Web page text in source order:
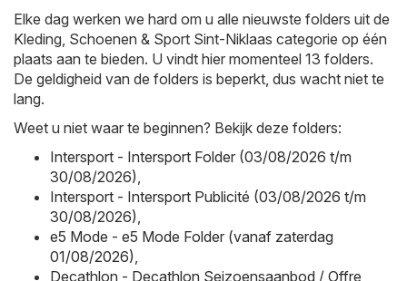
Elke dag werken we hard om u alle nieuwste folders uit de
Kleding, Schoenen & Sport Sint-Niklaas categorie op één
plaats aan te bieden. U vindt hier momenteel 13 folders.
De geldigheid van de folders is beperkt, dus wacht niet te
lang.
Weet u niet waar te beginnen? Bekijk deze folders:
Intersport - Intersport Folder (03/08/2026 t/m
30/08/2026)
Intersport - Intersport Publicité (03/08/2026 t/m
30/08/2026)
e5 Mode - e5 Mode Folder (vanaf zaterdag
01/08/2026)
Decathlon - Decathlon Seizoensaanbod / Offre